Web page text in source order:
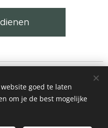
goed te laten
om je de best mogelijke